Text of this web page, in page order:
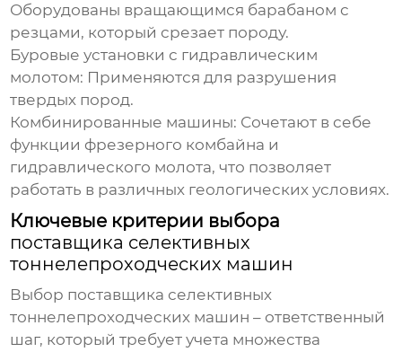
Оборудованы вращающимся барабаном с
резцами, который срезает породу.
Буровые установки с гидравлическим
молотом: Применяются для разрушения
твердых пород.
Комбинированные машины: Сочетают в себе
функции фрезерного комбайна и
гидравлического молота, что позволяет
работать в различных геологических условиях.
Ключевые критерии выбора
поставщика селективных
тоннелепроходческих машин
Выбор поставщика селективных
тоннелепроходческих машин – ответственный
шаг, который требует учета множества